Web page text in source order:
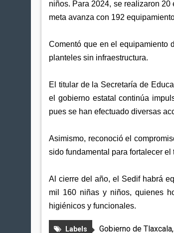
niños. Para 2024, se realizaron
meta avanza con 192
Comentó que en el equipamiento
planteles sin infraestructura.
El titular de la Secretaría de
el gobierno estatal continúa
pues se han efectuado diversas
Asimismo, reconoció el
sido fundamental para fortalecer
Al cierre del año, el Sedif habrá
mil 160 niñas y niños, quienes
higiénicos y funcionales.
Labels Gobierno de Tlaxcala,